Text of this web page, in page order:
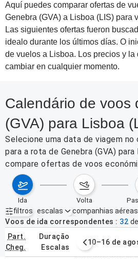
Aquí puedes comparar ofertas de
Genebra (GVA) a Lisboa (LIS) para
Las siguientes ofertas fueron
idealo durante los últimos días. O
de vuelos a Lisboa. Los precios y
cambiar en cualquier momento.
Calendário de voos
(GVA) para Lisboa
Selecione uma data de viagem no
para a rota de Genebra (GVA)
compare ofertas de voos
ida volta
filtros
Filtros ativos nenhum
escalas companhias aéreas
Voos de ida correspondentes
32 de
part.
cheg.
duração
escalas
agosto de 2026 10–16 de